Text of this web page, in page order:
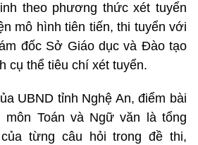
theo phương thức xét tuyển
mô hình tiên tiến, thi tuyển với
đốc Sở Giáo dục và Đào tạo
cụ thể tiêu chí xét tuyển.
UBND tỉnh Nghệ An, điểm bài
Toán và Ngữ văn là tổng
từng câu hỏi trong đề thi,